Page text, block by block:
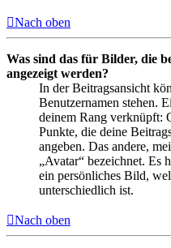
Nach oben
Was sind das für Bilder, die
angezeigt werden?
In der Beitragsansicht
Benutzernamen stehen.
deinem Rang verknüpft:
Punkte, die deine
angeben. Das andere,
„Avatar“ bezeichnet. Es
ein persönliches Bild,
unterschiedlich ist.
Nach oben